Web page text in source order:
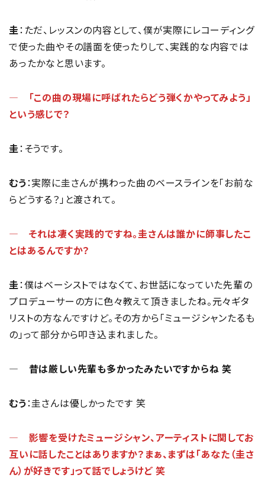
圭：ただ、レッスンの内容として、僕が実際にレコーディング
で使った曲やその譜面を使ったりして、実践的な内容では
あったかなと思います。
― 「この曲の現場に呼ばれたらどう弾くかやってみよう」
という感じで？
圭：そうです。
むう：実際に圭さんが携わった曲のベースラインを「お前な
らどうする？」と渡されて。
― それは凄く実践的ですね。圭さんは誰かに師事したこ
とはあるんですか？
圭：僕はベーシストではなくて、お世話になっていた先輩の
プロデューサーの方に色々教えて頂きましたね。元々ギタ
リストの方なんですけど。その方から「ミュージシャンたるも
の」って部分から叩き込まれました。
― 昔は厳しい先輩も多かったみたいですからね 笑
むう：圭さんは優しかったです 笑
― 影響を受けたミュージシャン、アーティストに関してお
互いに話したことはありますか？まぁ、まずは「あなた（圭さ
ん）が好きです」って話でしょうけど 笑